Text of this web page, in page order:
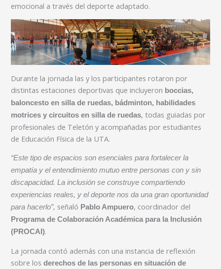
emocional a través del deporte adaptado.
Durante la jornada las y los participantes rotaron por
distintas estaciones deportivas que incluyeron boccias,
baloncesto en silla de ruedas, bádminton, habilidades
motrices y circuitos en silla de ruedas, todas guiadas por
profesionales de Teletón y acompañadas por estudiantes
de Educación Física de la UTA.
“Este tipo de espacios son esenciales para fortalecer la
empatía y el entendimiento mutuo entre personas con y sin
discapacidad. La inclusión se construye compartiendo
experiencias reales, y el deporte nos da una gran oportunidad
para hacerlo”, señaló Pablo Ampuero, coordinador del
Programa de Colaboración Académica para la Inclusión
(PROCAI).
La jornada contó además con una instancia de reflexión
sobre losderechos de las personas en situación de